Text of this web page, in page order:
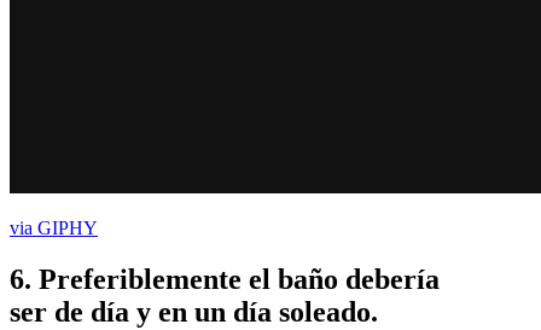
via GIPHY
6. Preferiblemente el baño debería
ser de día y en un día soleado.